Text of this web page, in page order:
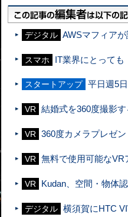
デジタル AWSマフィア
スマホ IT業界にとっても
スタートアップ 平日週5
VR 結婚式を360度撮影
VR 360度カメラプレゼ
VR 無料で使用可能なVR
VR Kudan、空間・物体
デジタル 横須賀にHTC